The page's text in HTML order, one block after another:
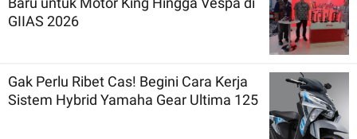
GIIAS 2026
Gak Perlu Ribet Cas! Begini Cara Kerja
Sistem Hybrid Yamaha Gear Ultima 125